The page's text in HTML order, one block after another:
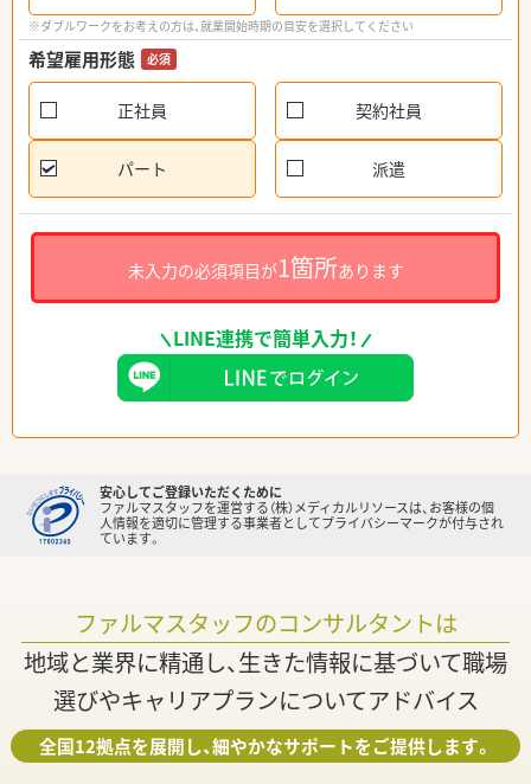
※ダブルワークをお考えの方は、就業開始時期の目安を選択してください
希望雇用形態 必須
正社員 契約社員
パート 派遣
未入力の必須項目が1箇所あります
LINE連携で簡単入力！
安心してご登録いただくために
ファルマスタッフを運営する（株）メディカルリソースは、お客様の個
人情報を適切に管理する事業者としてプライバシーマークが付与され
ています。
ファルマスタッフのコンサルタントは
地域と業界に精通し、生きた情報に基づいて職場
選びやキャリアプランについてアドバイス
全国12拠点を展開し、細やかなサポートをご提供します。